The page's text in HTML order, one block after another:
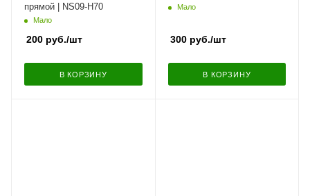
прямой | NS09-H70
Мало
200 руб./шт
В КОРЗИНУ
Мало
300руб./шт
В КОРЗИНУ